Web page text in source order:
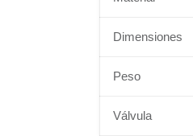
Dimensiones
Peso
Válvula